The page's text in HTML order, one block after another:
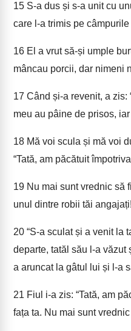
15 S-a dus și s-a unit cu
care l-a trimis pe
16 El a vrut să-și umple
mâncau porcii, dar nimeni
17 Când și-a revenit, a zis:
meu au pâine de prisos,
18 Mă voi scula și mă voi
“Tată, am păcătuit
19 Nu mai sunt vrednic să
unul dintre robii tăi
20 “S-a sculat și a venit la
departe, tatăl său l-a văzut
a aruncat la gâtul lui și l-a
21 Fiul i-a zis: “Tată, am
fața ta. Nu mai sunt